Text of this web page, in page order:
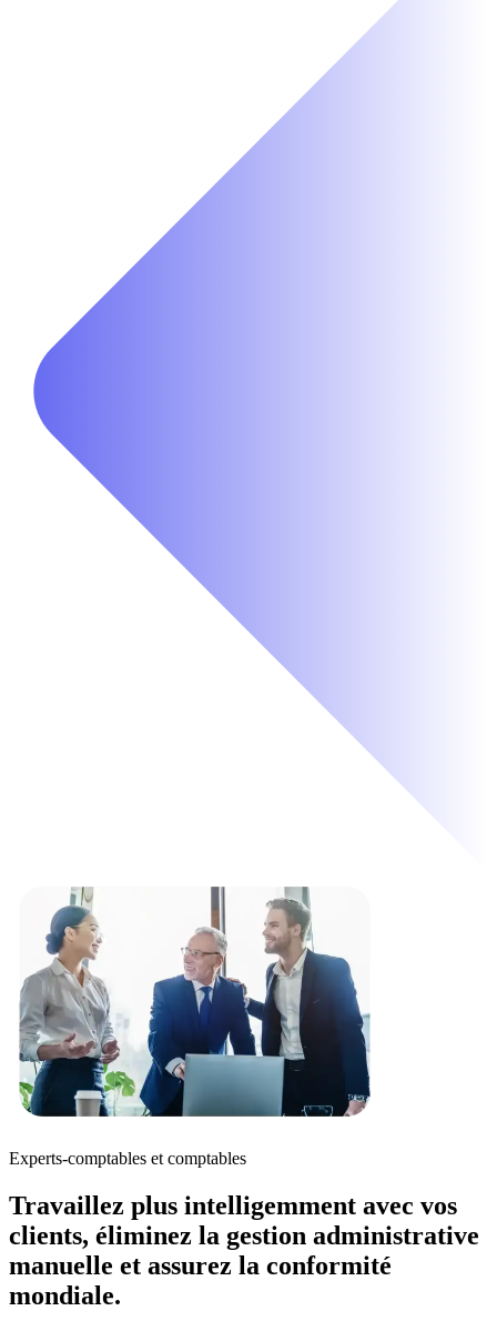
Experts-comptables et comptables
Travaillez plus intelligemment avec vos
clients, éliminez la gestion administrative
manuelle et assurez la conformité
mondiale.